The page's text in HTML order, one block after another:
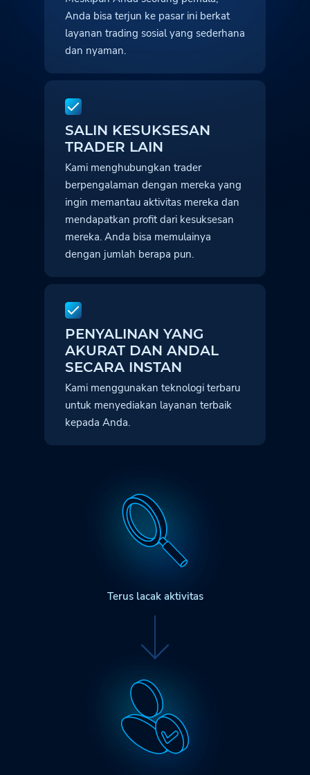
Anda bisa terjun ke pasar ini berkat
layanan trading sosial yang sederhana
dan nyaman.
SALIN KESUKSESAN
TRADER LAIN
Kami menghubungkan trader
berpengalaman dengan mereka yang
ingin memantau aktivitas mereka dan
mendapatkan profit dari kesuksesan
mereka. Anda bisa memulainya
dengan jumlah berapa pun.
PENYALINAN YANG
AKURAT DAN ANDAL
SECARA INSTAN
Kami menggunakan teknologi terbaru
untuk menyediakan layanan terbaik
kepada Anda.
Terus lacak aktivitas